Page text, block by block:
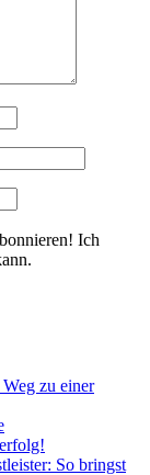
Ich
zu einer
So bringst